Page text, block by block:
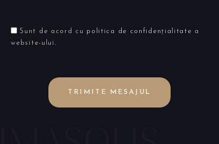
Sunt de acord cu politica de confidențialitate a
website-ului.
TRIMITE MESAJUL